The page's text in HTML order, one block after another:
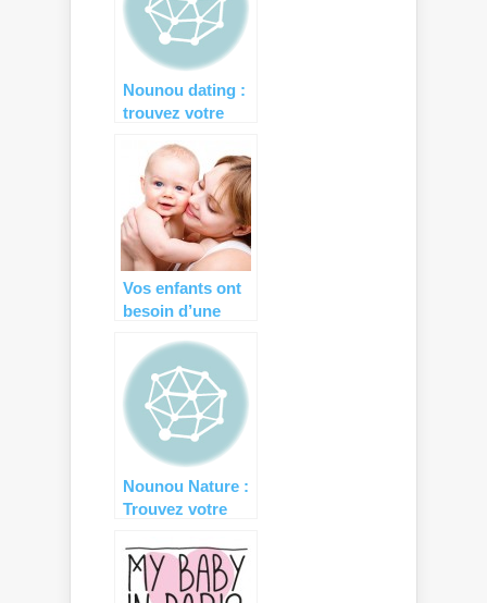
Nounou dating :
trouvez votre
minimum de
temps !
Vos enfants ont
besoin d’une
Nounou Nature :
Trouvez votre
écolo !